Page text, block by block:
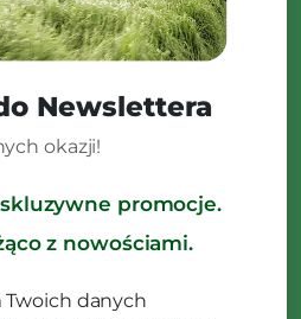
Newslettera
okazji!
promocje.
z nowościami.
danych